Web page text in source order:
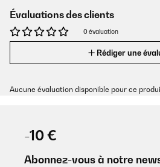
Évaluations des clients
0 évaluation
Rédiger une
Aucune évaluation disponible pour ce
-10 €
Abonnez-vous à notre